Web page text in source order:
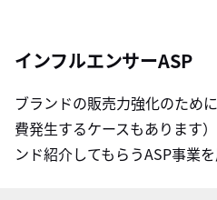
インフルエンサーASP
ブランドの販売力強化のため
費発生するケースもあります
ンド紹介してもらうASP事業を